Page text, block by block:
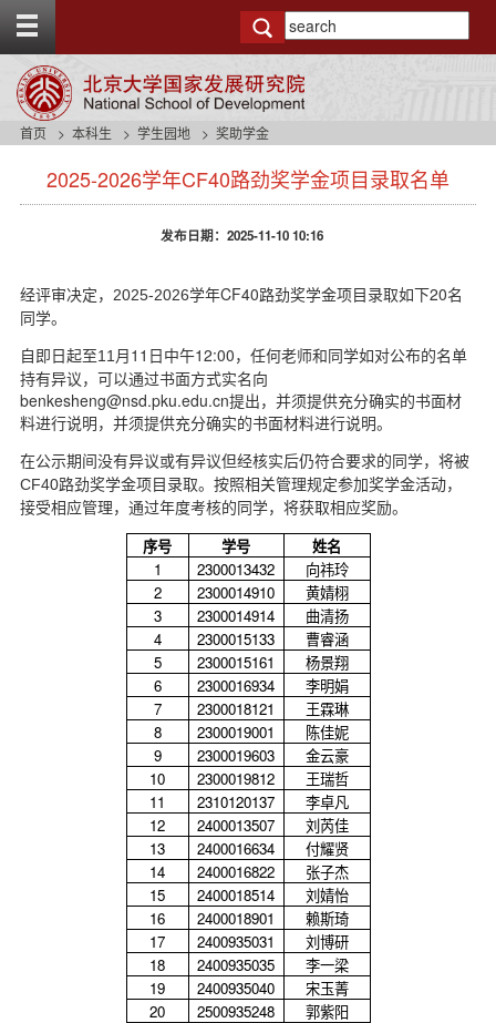
g
t
首页 本科生 学生园地 奖助学金
2025-2026学年CF40路劲奖学金项目录取名单
发布日期：2025-11-10 10:16
经评审决定，2025-2026学年CF40路劲奖学金项目录取如下20名
同学。
自即日起至11 月11 日中午12:00，任何老师和同学如对公布的名单
持有异议，可以通过书面方式实名向
benkesheng@nsd.pku.edu.cn提出，并须提供充分确实的书面材
料进行说明，并须提供充分确实的书面材料进行说明。
在公示期间没有异议或有异议但经核实后仍符合要求的同学，将被
CF40路劲奖学金项目录取。按照相关管理规定参加奖学金活动，
接受相应管理，通过年度考核的同学，将获取相应奖励。
序号 学号
姓名
1
2300013432
向祎玲
2
2300014910
黄婧栩
3
2300014914
曲清扬
4
2300015133
曹睿涵
5
2300015161
杨景翔
6
2300016934
李明娟
7
2300018121
王霖琳
8
2300019001
陈佳妮
9
2300019603
金云豪
10
2300019812
王瑞哲
11
2310120137
李卓凡
12
2400013507
刘芮佳
13
2400016634
付耀贤
14
2400016822
张子杰
15
2400018514
刘婧怡
16
2400018901
赖斯琦
17
2400935031
刘博研
18
2400935035
李一梁
19
2400935040
宋玉菁
20
2500935248 郭紫阳